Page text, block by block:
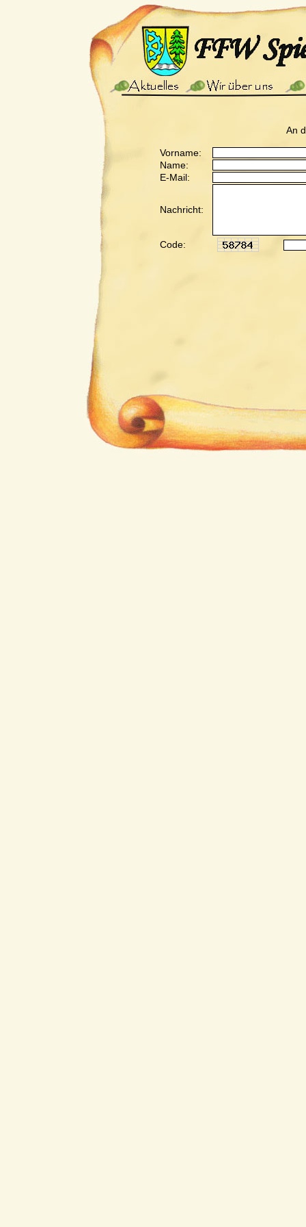
An
Vorname:
Name:
E-Mail:
Nachricht:
Code: